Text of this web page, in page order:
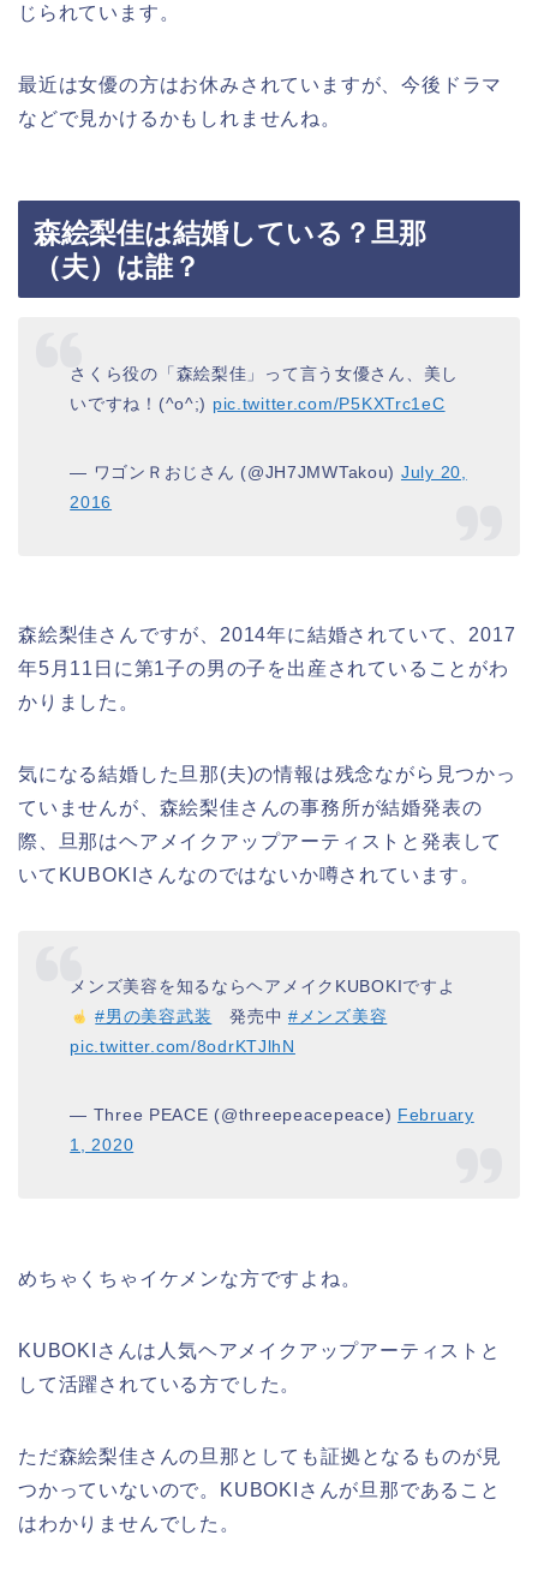
じられています。
最近は女優の方はお休みされていますが、今後ドラマ
などで見かけるかもしれませんね。
森絵梨佳は結婚している？旦那
（夫）は誰？
さくら役の「森絵梨佳」って言う女優さん、美し
いですね！(^o^;) pic.twitter.com/P5KXTrc1eC
— ワゴンＲおじさん (@JH7JMWTakou) July 20,
2016
森絵梨佳さんですが、2014年に結婚されていて、2017
年5月11日に第1子の男の子を出産されていることがわ
かりました。
気になる結婚した旦那(夫)の情報は残念ながら見つかっ
ていませんが、森絵梨佳さんの事務所が結婚発表の
際、旦那はヘアメイクアップアーティストと発表して
いてKUBOKIさんなのではないか噂されています。
メンズ美容を知るならヘアメイクKUBOKIですよ
#男の美容武装 発売中 #メンズ美容
pic.twitter.com/8odrKTJlhN
— Three PEACE (@threepeacepeace) February
1, 2020
めちゃくちゃイケメンな方ですよね。
KUBOKIさんは人気ヘアメイクアップアーティストと
して活躍されている方でした。
ただ森絵梨佳さんの旦那としても証拠となるものが見
つかっていないので。KUBOKIさんが旦那であること
はわかりませんでした。